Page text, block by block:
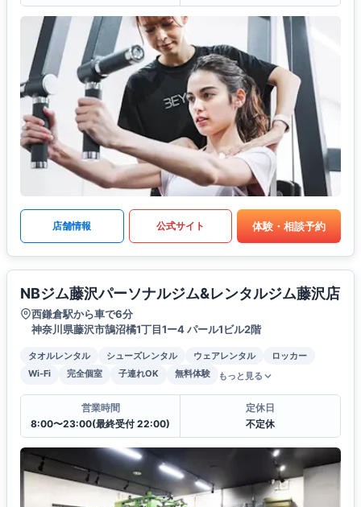
店舗情報 公式サイト 体験・相談予約
NBジム藤沢パーソナルジム&レンタルジム藤沢店
西鎌倉駅から車で6分
神奈川県藤沢市鵠沼橘1丁目1ー4 パール1ビル2階
タオルレンタル シューズレンタル ウェアレンタル
ロッカー
Wi-Fi
完全個室 子連れOK 無料体験 もっと見る
営業時間
8:00〜23:00(最終受付 22:00)
定休日
不定休